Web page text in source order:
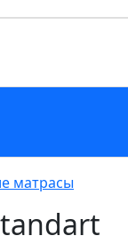
матрасы